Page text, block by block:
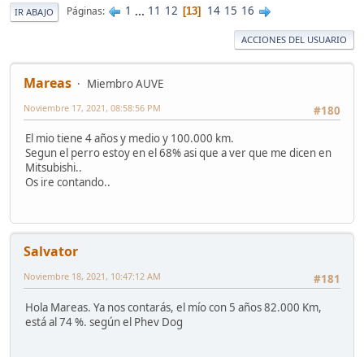
IR ABAJO Páginas 1 ... 11 12 13 14 15 16
ACCIONES DEL USUARIO
Mareas
Miembro AUVE
#180
Noviembre 17, 2021, 08:58:56 PM
El mio tiene 4 años y medio y 100.000 km.
Segun el perro estoy en el 68% asi que a ver que me dicen en
Mitsubishi..
Os ire contando..
Salvator
#181
Noviembre 18, 2021, 10:47:12 AM
Hola Mareas. Ya nos contarás, el mío con 5 años 82.000 Km,
está al 74 %. según el Phev Dog